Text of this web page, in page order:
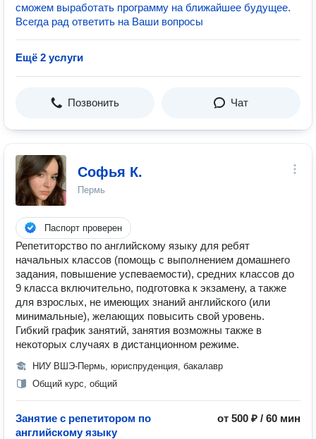
сможем выработать программу на ближайшее будущее.
Всегда рад ответить на Ваши вопросы
Ещё 2 услуги
Позвонить Чат
Софья К.
Пермь
Паспорт проверен
Репетиторство по английскому языку для ребят
начальных классов (помощь с выполнением домашнего
задания, повышение успеваемости), средних классов до
9 класса включительно, подготовка к экзамену, а также
для взрослых, не имеющих знаний английского (или
минимальные), желающих повысить свой уровень.
Гибкий график занятий, занятия возможны также в
некоторых случаях в дистанционном режиме.
НИУ ВШЭ-Пермь, юриспруденция, бакалавр
Общий курс, общий
Занятие с репетитором по
английскому языку
от 500 ₽ / 60 мин